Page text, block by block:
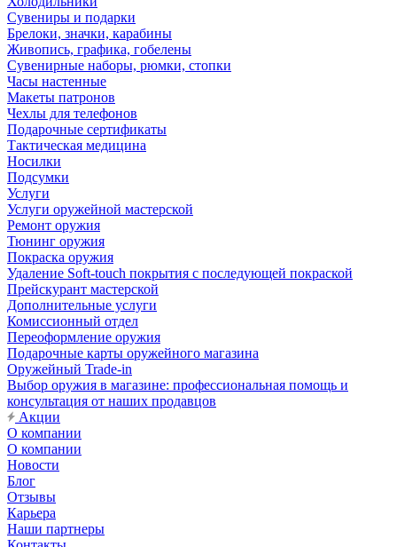
Сувениры и подарки
Брелоки, значки, карабины
Живопись, графика, гобелены
Сувенирные наборы, рюмки, стопки
Часы настенные
Макеты патронов
Чехлы для телефонов
Подарочные сертификаты
Тактическая медицина
Носилки
Подсумки
Услуги
Услуги оружейной мастерской
Ремонт оружия
Тюнинг оружия
Покраска оружия
Удаление Soft-touch покрытия с последующей покраской
Прейскурант мастерской
Дополнительные услуги
Комиссионный отдел
Переоформление оружия
Подарочные карты оружейного магазина
Оружейный Trade-in
Выбор оружия в магазине: профессиональная помощь и
консультация от наших продавцов
Акции
О компании
О компании
Новости
Блог
Отзывы
Карьера
Наши партнеры